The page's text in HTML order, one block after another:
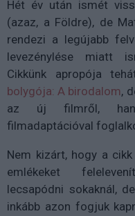
Hét év után ismét
(azaz, a Földre), de
rendezi a legújabb
levezénylése miatt
Cikkünk apropója
bolygója: A birodalom,
az új filmről,
filmadaptációval
Nem kizárt, hogy a
emlékeket
lecsapódni sokaknál,
inkább azon fogjuk